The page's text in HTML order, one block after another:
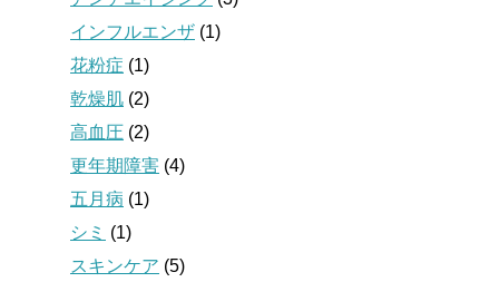
インフルエンザ (1)
花粉症 (1)
乾燥肌 (2)
高血圧 (2)
更年期障害 (4)
五月病 (1)
シミ (1)
スキンケア (5)